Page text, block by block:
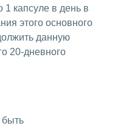
капсуле в день в
этого основного
данную
20-дневного
быть